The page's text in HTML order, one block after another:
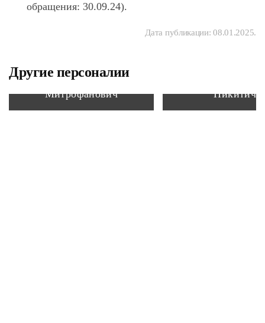
обращения: 30.09.24).
Дата публикации:08.01.2025.
Другие персоналии
Никулин Александр
Митрофанович
Никитич